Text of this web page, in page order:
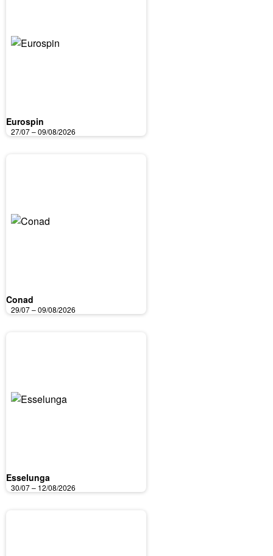
Eurospin
27/07 – 09/08/2026
Conad
29/07 – 09/08/2026
Esselunga
30/07 – 12/08/2026